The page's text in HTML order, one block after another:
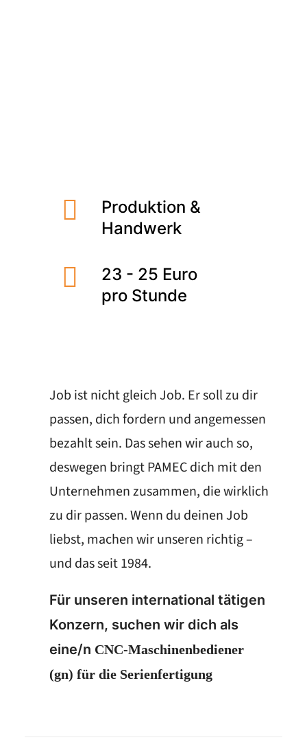
Produktion &
Handwerk
23 - 25 Euro
pro Stunde
Job ist nicht gleich Job. Er soll zu dir
passen, dich fordern und angemessen
bezahlt sein. Das sehen wir auch so,
deswegen bringt PAMEC dich mit den
Unternehmen zusammen, die wirklich
zu dir passen. Wenn du deinen Job
liebst, machen wir unseren richtig –
und das seit 1984.
Für unseren international tätigen
Konzern, suchen wir dich als
eine/n CNC-Maschinenbediener
(gn) für die Serienfertigung